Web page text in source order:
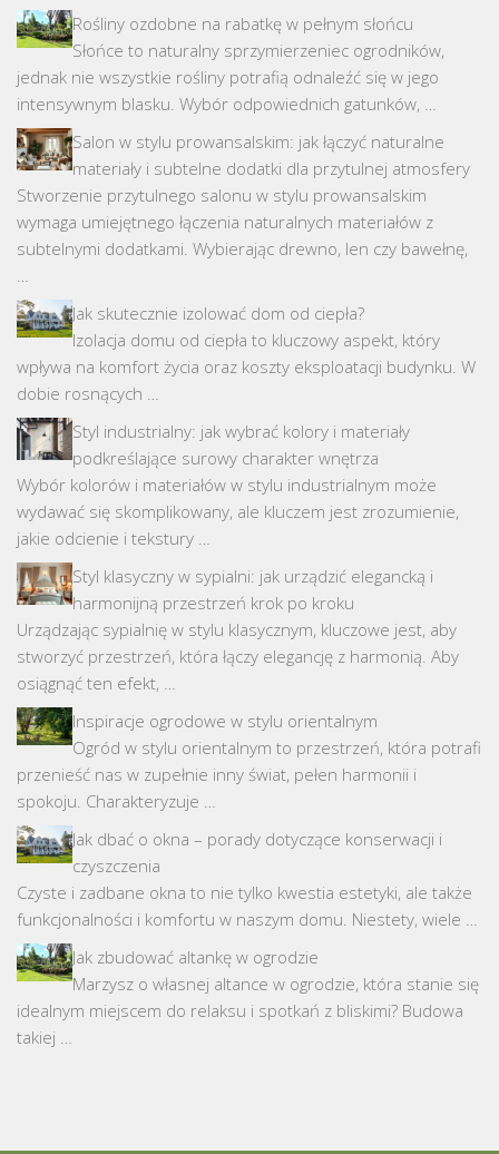
Rośliny ozdobne na rabatkę w pełnym słońcu
Słońce to naturalny sprzymierzeniec ogrodników,
jednak nie wszystkie rośliny potrafią odnaleźć się w jego
intensywnym blasku. Wybór odpowiednich gatunków, …
Salon w stylu prowansalskim: jak łączyć naturalne
materiały i subtelne dodatki dla przytulnej atmosfery
Stworzenie przytulnego salonu w stylu prowansalskim
wymaga umiejętnego łączenia naturalnych materiałów z
subtelnymi dodatkami. Wybierając drewno, len czy bawełnę,
…
Jak skutecznie izolować dom od ciepła?
Izolacja domu od ciepła to kluczowy aspekt, który
wpływa na komfort życia oraz koszty eksploatacji budynku. W
dobie rosnących …
Styl industrialny: jak wybrać kolory i materiały
podkreślające surowy charakter wnętrza
Wybór kolorów i materiałów w stylu industrialnym może
wydawać się skomplikowany, ale kluczem jest zrozumienie,
jakie odcienie i tekstury …
Styl klasyczny w sypialni: jak urządzić elegancką i
harmonijną przestrzeń krok po kroku
Urządzając sypialnię w stylu klasycznym, kluczowe jest, aby
stworzyć przestrzeń, która łączy elegancję z harmonią. Aby
osiągnąć ten efekt, …
Inspiracje ogrodowe w stylu orientalnym
Ogród w stylu orientalnym to przestrzeń, która potrafi
przenieść nas w zupełnie inny świat, pełen harmonii i
spokoju. Charakteryzuje …
Jak dbać o okna – porady dotyczące konserwacji i
czyszczenia
Czyste i zadbane okna to nie tylko kwestia estetyki, ale także
funkcjonalności i komfortu w naszym domu. Niestety, wiele …
Jak zbudować altankę w ogrodzie
Marzysz o własnej altance w ogrodzie, która stanie się
idealnym miejscem do relaksu i spotkań z bliskimi? Budowa
takiej …